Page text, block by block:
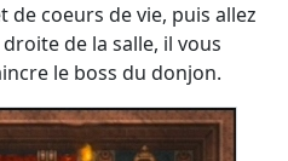
coeurs de vie, puis allez
de la salle, il vous
le boss du donjon.